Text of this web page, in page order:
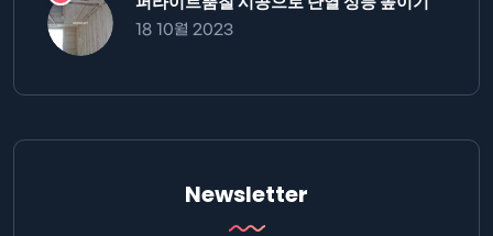
18 10월 2023
Newsletter